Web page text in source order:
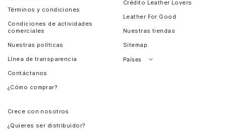
Términos y condiciones
Condiciones de actividades
comerciales
Nuestras políticas
Línea de transparencia
Contáctanos
¿Cómo comprar?
Crédito Leather Lovers
Leather For Good
Nuestras tiendas
Sitemap
Países
Crece con nosotros
¿Quieres ser distribuidor?